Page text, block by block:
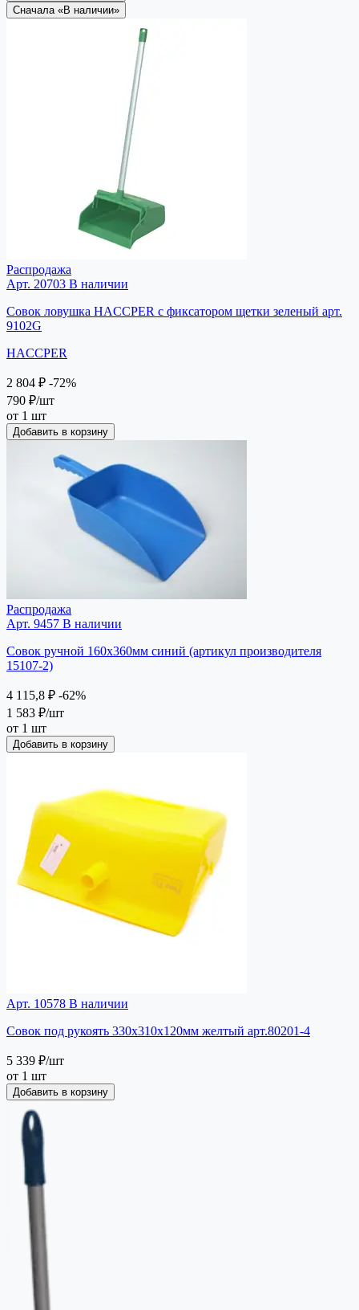
Сначала «В наличии»
Распродажа
Арт. 20703 В наличии
Совок ловушка HACCPER с фиксатором щетки зеленый арт.
9102G
HACCPER
2 804 ₽ -72%
790 ₽/шт
от 1 шт
Добавить в корзину
Распродажа
Арт. 9457 В наличии
Совок ручной 160х360мм синий (артикул производителя
15107-2)
4 115,8 ₽ -62%
1 583 ₽/шт
от 1 шт
Добавить в корзину
Арт. 10578 В наличии
Совок под рукоять 330х310х120мм желтый арт.80201-4
5 339 ₽/шт
от 1 шт
Добавить в корзину